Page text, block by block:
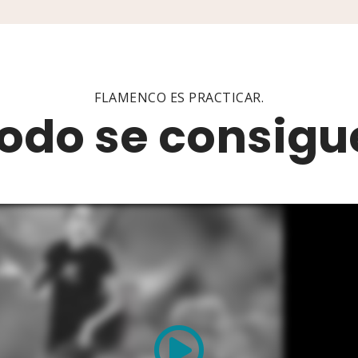
FLAMENCO ES PRACTICAR.
se